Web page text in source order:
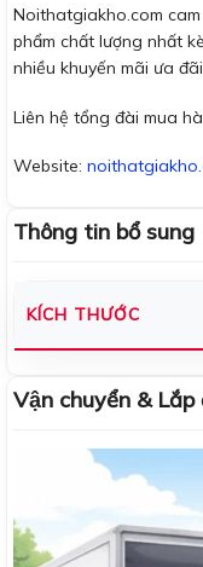
Noithatgiakho.com
phẩm chất lượng nhất
nhiều khuyến mãi ưa
Liên hệ tổng đài mua
Website:
Thông tin bổ sung
KÍCH THƯỚC
Vận chuyển &